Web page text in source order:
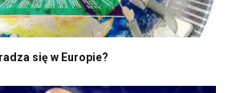
się w Europie?